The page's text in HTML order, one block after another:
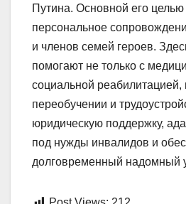
Путина. Основной его целью
персональное
и членов семей героев.
помогают не только с
социальной реабилитацией,
переобучении и
юридическую поддержку,
под нужды инвалидов и
долговременный надомный